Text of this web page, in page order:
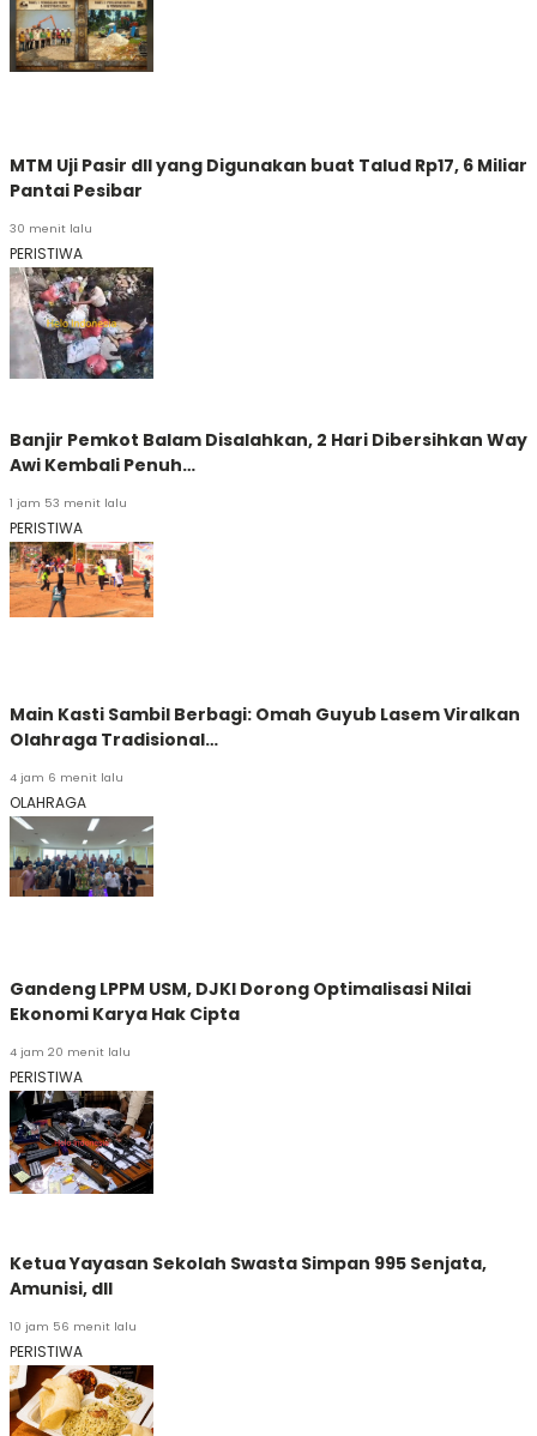
MTM Uji Pasir dll yang Digunakan buat Talud Rp17, 6 Miliar
Pantai Pesibar
30 menit lalu
PERISTIWA
Banjir Pemkot Balam Disalahkan, 2 Hari Dibersihkan Way
Awi Kembali Penuh…
1 jam 53 menit lalu
PERISTIWA
Main Kasti Sambil Berbagi: Omah Guyub Lasem Viralkan
Olahraga Tradisional…
4 jam 6 menit lalu
OLAHRAGA
Gandeng LPPM USM, DJKI Dorong Optimalisasi Nilai
Ekonomi Karya Hak Cipta
4 jam 20 menit lalu
PERISTIWA
Ketua Yayasan Sekolah Swasta Simpan 995 Senjata,
Amunisi, dll
10 jam 56 menit lalu
PERISTIWA